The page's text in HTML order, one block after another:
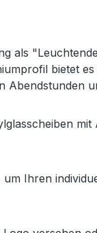
als
bietet
Abendstunden
Ihren